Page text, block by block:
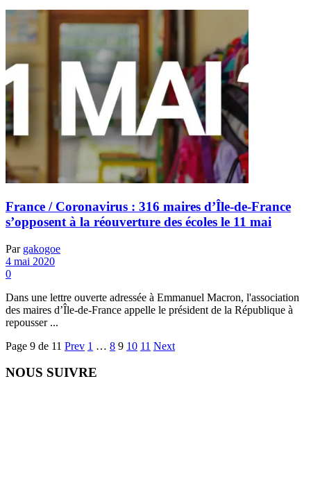
France / Coronavirus : 316 maires d’Île-de-France
s’opposent à la réouverture des écoles le 11 mai
Par gakogoe
4 mai 2020
0
Dans une lettre ouverte adressée à Emmanuel Macron, l'association
des maires d’Île-de-France appelle le président de la République à
repousser ...
Page 9 de 11 Prev 1 … 8 9 10 11 Next
NOUS SUIVRE